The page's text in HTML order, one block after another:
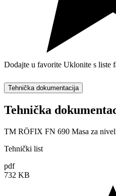
Dodajte u favorite Uklonite s liste
Tehnička dokumentacija
Tehnička
TM RÖFIX FN 690 Masa za
Tehnički list
pdf
732 KB